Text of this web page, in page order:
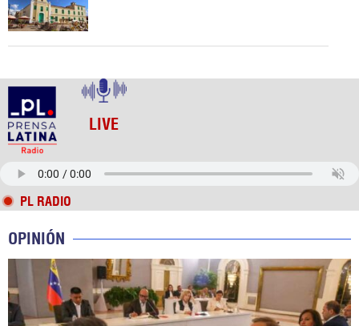
LIVE
PL RADIO
OPINIÓN